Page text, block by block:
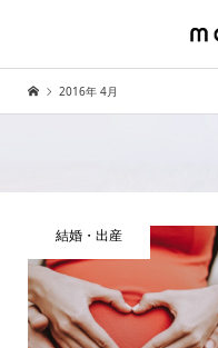
2016年 4月
結婚・出産